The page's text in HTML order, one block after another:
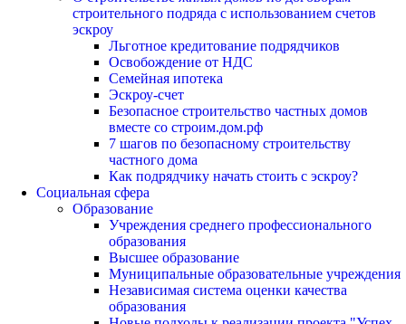
строительного подряда с использованием счетов
эскроу
Льготное кредитование подрядчиков
Освобождение от НДС
Семейная ипотека
Эскроу-счет
Безопасное строительство частных домов
вместе со строим.дом.рф
7 шагов по безопасному строительству
частного дома
Как подрядчику начать стоить с эскроу?
Социальная сфера
Образование
Учреждения среднего профессионального
образования
Высшее образование
Муниципальные образовательные учреждения
Независимая система оценки качества
образования